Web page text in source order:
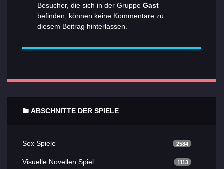
Besucher, die sich in der Gruppe Gast
befinden, können keine Kommentare zu
diesem Beitrag hinterlassen.
ABSCHNITTE DER SPIELE
Sex Spiele 2584
Visuelle Novellen Spiel 1113